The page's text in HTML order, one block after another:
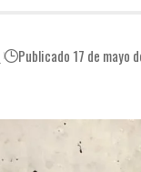
Publicado 17 de mayo